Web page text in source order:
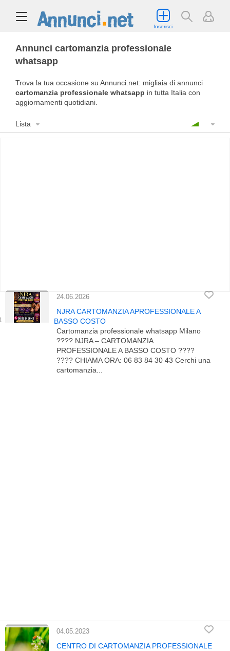
Inserisci
Annunci cartomanzia professionale
whatsapp
Trova la tua occasione su Annunci.net: migliaia di annunci
cartomanzia professionale whatsapp in tutta Italia con
aggiornamenti quotidiani.
Lista
24.06.2026
NJRA CARTOMANZIA APROFESSIONALE A
BASSO COSTO
Cartomanzia professionale whatsapp Milano
???? NJRA – CARTOMANZIA
PROFESSIONALE A BASSO COSTO ????
???? CHIAMA ORA: 06 83 84 30 43 Cerchi una
cartomanzia...
04.05.2023
CENTRO DI CARTOMANZIA PROFESSIONALE